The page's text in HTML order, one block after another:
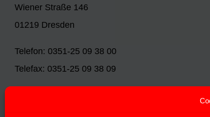
Wiener Straße 146
01219 Dresden
Telefon: 0351-25 09 38 00
Telefax: 0351-25 09 38 09